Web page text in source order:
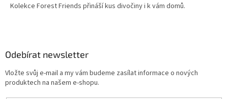
Kolekce Forest Friends přináší kus divočiny i k vám domů.
Odebírat newsletter
Vložte svůj e-mail a my vám budeme zasílat informace o nových
produktech na našem e-shopu.